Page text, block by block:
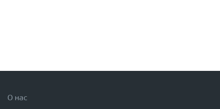
О нас